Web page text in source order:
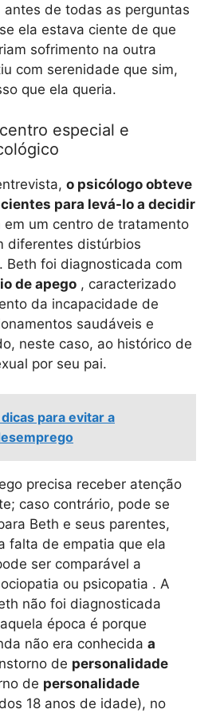
antes de todas as perguntas
ela estava ciente de que
sofrimento na outra
com serenidade que sim,
que ela queria.
especial e
o psicólogo obteve
para levá-lo a decidir
em um centro de tratamento
diferentes distúrbios
Beth foi diagnosticada com
de apego , caracterizado
da incapacidade de
saudáveis ​​e
neste caso, ao histórico de
por seu pai.
para evitar a
precisa receber atenção
caso contrário, pode se
Beth e seus parentes,
falta de empatia que ela
ser comparável a
ou psicopatia . A
não foi diagnosticada
época é porque
não era conhecida a
de personalidade
de personalidade
18 anos de idade), no